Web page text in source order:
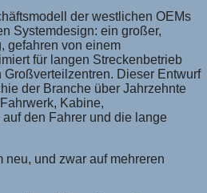
der westlichen OEMs
Systemdesign: ein großer,
gefahren von einem
für langen Streckenbetrieb
Dieser Entwurf
der Branche über Jahrzehnte
Kabine,
den Fahrer und die lange
neu, und zwar auf mehreren